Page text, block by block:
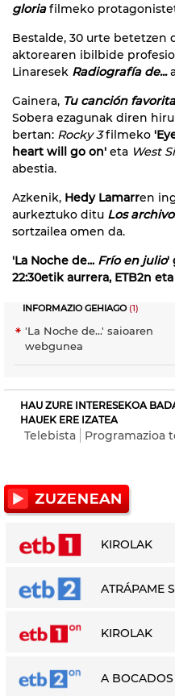
gloriafilmeko
Bestalde, 30 urte betetzen
aktorearen ibilbide
Linaresek Radiografía de...
Gainera, Tu canción
Sobera ezagunak diren
bertan: Rocky 3filmeko '
heart will go on' eta West
abestia.
Azkenik, Hedy Lamarren
aurkeztuko ditu Los
sortzailea omen da.
'La Noche de... Frío en julio'
22:30etik aurrera, ETB2n
INFORMAZIO GEHIAGO(1)
'La Noche de...' saioaren
webgunea
HAU ZURE INTERESEKOA
HAUEK ERE IZATEA
Telebista Programazioa
KIROLAK
ATRÁPAME
KIROLAK
A